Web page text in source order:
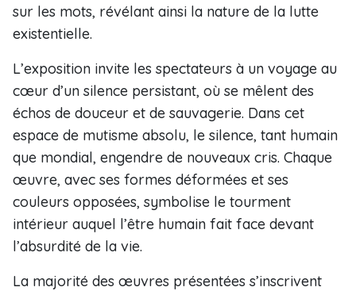
sur les mots, révélant ainsi la nature de la lutte
existentielle.
L’exposition invite les spectateurs à un voyage au
cœur d’un silence persistant, où se mêlent des
échos de douceur et de sauvagerie. Dans cet
espace de mutisme absolu, le silence, tant humain
que mondial, engendre de nouveaux cris. Chaque
œuvre, avec ses formes déformées et ses
couleurs opposées, symbolise le tourment
intérieur auquel l’être humain fait face devant
l’absurdité de la vie.
La majorité des œuvres présentées s’inscrivent